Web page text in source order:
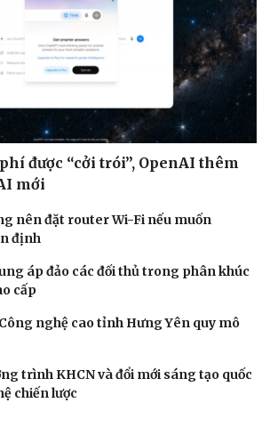
được “cởi trói”, OpenAI thêm
mới
nên đặt router Wi-Fi nếu muốn
định
áp đảo các đối thủ trong phân khúc
cấp
nghệ cao tỉnh Hưng Yên quy mô
trình KHCN và đổi mới sáng tạo quốc
chiến lược